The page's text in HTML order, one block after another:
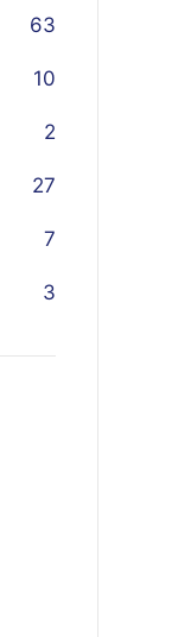
63
10
2
27
7
3